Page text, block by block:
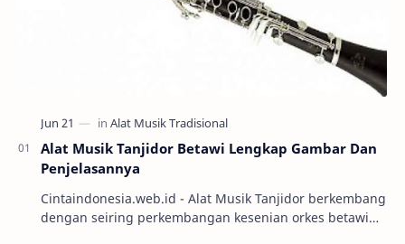
Alat Musik Tanjidor Betawi Lengkap Gambar Dan
Penjelasannya
Cintaindonesia.web.id - Alat Musik Tanjidor berkembang
dengan seiring perkembangan kesenian orkes betawi